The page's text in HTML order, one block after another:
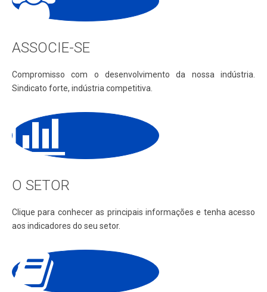
ASSOCIE-SE
Compromisso com o desenvolvimento da nossa indústria.
Sindicato forte, indústria competitiva.
O SETOR
Clique para conhecer as principais informações e tenha acesso
aos indicadores do seu setor.